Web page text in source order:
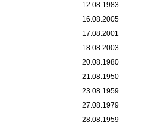
12.08.1983
16.08.2005
17.08.2001
18.08.2003
20.08.1980
21.08.1950
23.08.1959
27.08.1979
28.08.1959